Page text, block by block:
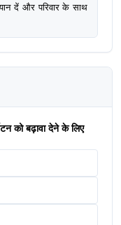
दें और परिवार के साथ
को बढ़ावा देने के लिए